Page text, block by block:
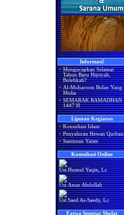
Informasi!
· Mengucapkan Selamat
Tahun Baru Hijriyah,
Bolehkah?
· Al-Muharrom Bulan Yang
Mulia
· SEMARAK RAMADHAN
1447 H
Liputan Kegiatan
· Konsultasi Islam
· Penyaluran Hewan Qurban
· Santunan Yatim
Konsultasi Online
Ust.Husnul Yaqin, Lc
Ust.Amar Abdullah
Ust.Saed As-Saedy, Lc
Fatwa Seputar Sholat